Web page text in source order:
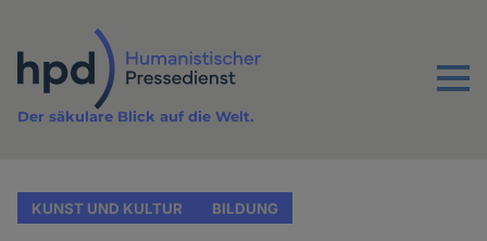
Inhalt
Menu
Der säkulare Blick auf die Welt.
KUNST UND KULTUR BILDUNG